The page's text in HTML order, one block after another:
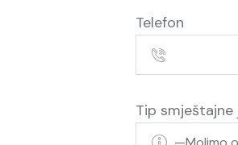
Telefon
Tip smještajne